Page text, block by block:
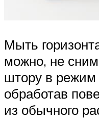
Мыть
можно, не
штору в режим
обработав
из обычного